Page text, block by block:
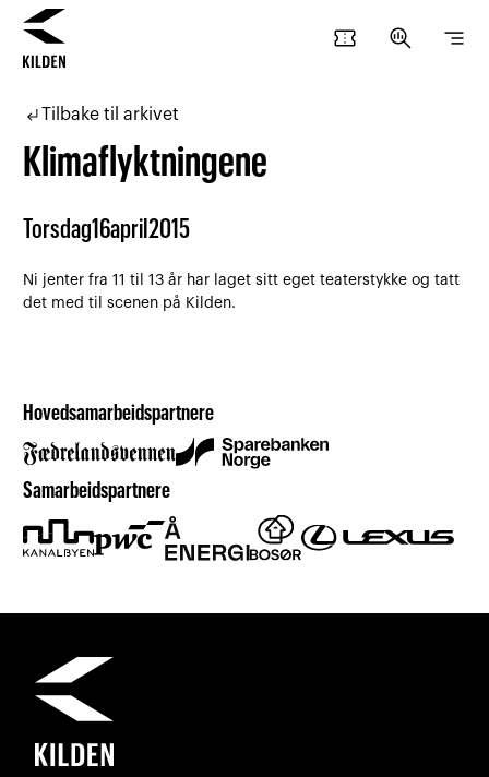
confirmation_number search_insights segment
subdirectory_arrow_leftTilbake til arkivet
Klimaflyktningene
Torsdag16april2015
Ni jenter fra 11 til 13 år har laget sitt eget teaterstykke og tatt
det med til scenen på Kilden.
Hovedsamarbeidspartnere
Samarbeidspartnere